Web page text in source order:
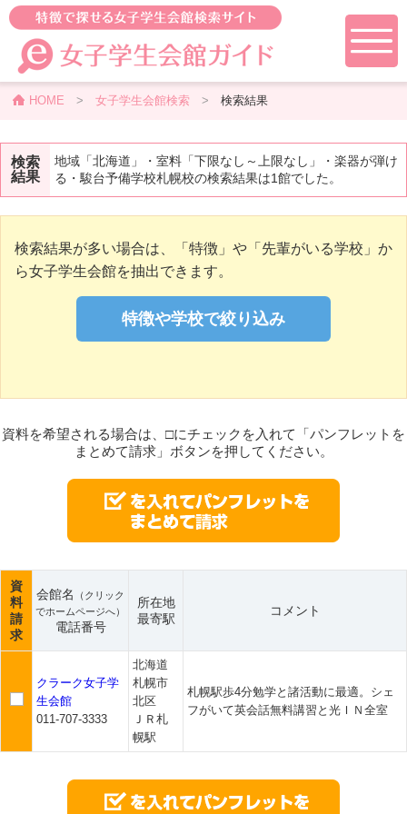
HOME > 女子学生会館検索> 検索結果
検索
結果
地域「北海道」・室料「下限なし～上限なし」・楽器が弾け
る・駿台予備学校札幌校の検索結果は1館でした。
検索結果が多い場合は、「特徴」や「先輩がいる学校」か
ら女子学生会館を抽出できます。
資料を希望される場合は、□にチェックを入れて「パンフレットを
まとめて請求」ボタンを押してください。
資
料
請
求
会館名
（クリック
でホームページへ）
電話番号
所在地
最寄駅
コメント
クラーク女子学
生会館
011-707-3333
北海道
札幌市
北区
ＪＲ札
幌駅
札幌駅歩4分勉学と諸活動に最適。シェ
フがいて英会話無料講習と光ＩＮ全室